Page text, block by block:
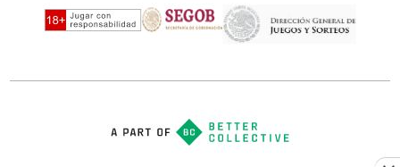
FUERZAS BÁSICAS
joya de las Águilas en categorías inferiores